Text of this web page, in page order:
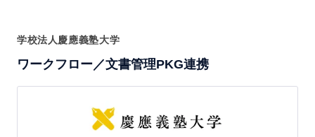
機能
学校法人慶應義塾大学
ワークフロー／文書管理PKG連携